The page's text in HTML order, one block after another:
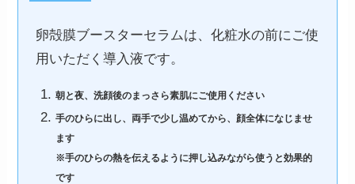
卵殻膜ブースターセラムは、化粧水の前にご使
用いただく導入液です。
朝と夜、洗顔後のまっさら素肌にご使用ください
手のひらに出し、両手で少し温めてから、顔全体になじませ
ます
※手のひらの熱を伝えるように押し込みながら使うと効果的
です